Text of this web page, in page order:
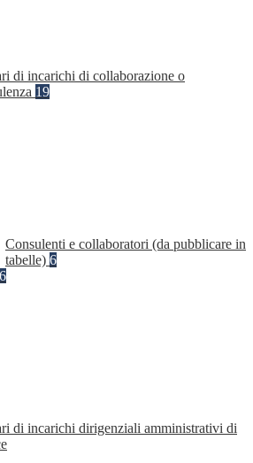
di incarichi di collaborazione o
19
Consulenti e collaboratori (da pubblicare in
tabelle) 6
di incarichi dirigenziali amministrativi di